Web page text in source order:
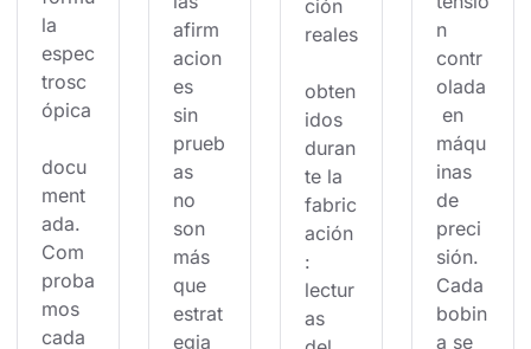
la
espec
trosc
ópica
docu
ment
ada.
Com
proba
mos
cada
afirm
acion
es
sin
prueb
as
no
son
más
que
estrat
egia
ción
reales
obten
idos
duran
te la
fabric
ación
:
lectur
as
n
contr
olada
en
máqu
inas
de
preci
sión.
Cada
bobin
a se